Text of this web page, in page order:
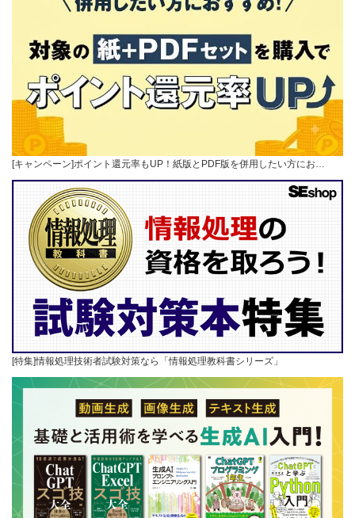
[キャンペーン]ポイント還元率もUP！紙版とPDF版を併用したい方にお…
[特集]情報処理技術者試験対策なら「情報処理教科書シリーズ」